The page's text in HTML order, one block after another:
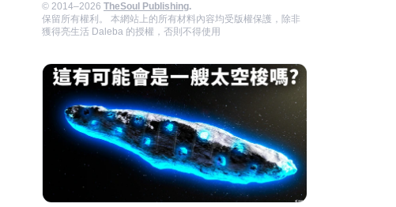
© 2014–2026 TheSoul Publishing.
保留所有權利。 本網站上的所有材料內容均受版權保護，除非
獲得亮生活 Daleba 的授權，否則不得使用